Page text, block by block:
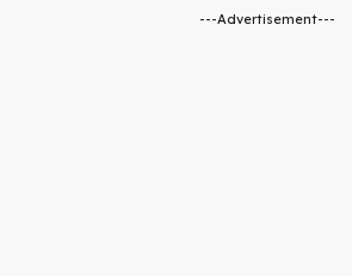
---Advertisement---